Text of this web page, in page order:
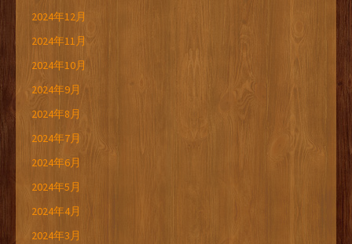
2024年12月
2024年11月
2024年10月
2024年9月
2024年8月
2024年7月
2024年6月
2024年5月
2024年4月
2024年3月